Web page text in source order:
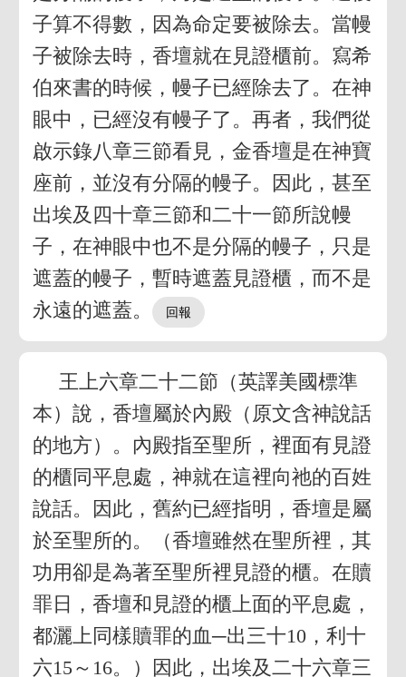
子算不得數，因為命定要被除去。當幔
子被除去時，香壇就在見證櫃前。寫希
伯來書的時候，幔子已經除去了。在神
眼中，已經沒有幔子了。再者，我們從
啟示錄八章三節看見，金香壇是在神寶
座前，並沒有分隔的幔子。因此，甚至
出埃及四十章三節和二十一節所說幔
子，在神眼中也不是分隔的幔子，只是
遮蓋的幔子，暫時遮蓋見證櫃，而不是
永遠的遮蓋。
王上六章二十二節（英譯美國標準
本）說，香壇屬於內殿（原文含神說話
的地方）。內殿指至聖所，裡面有見證
的櫃同平息處，神就在這裡向祂的百姓
說話。因此，舊約已經指明，香壇是屬
於至聖所的。（香壇雖然在聖所裡，其
功用卻是為著至聖所裡見證的櫃。在贖
罪日，香壇和見證的櫃上面的平息處，
都灑上同樣贖罪的血─出三十10，利十
六15～16。）因此，出埃及二十六章三